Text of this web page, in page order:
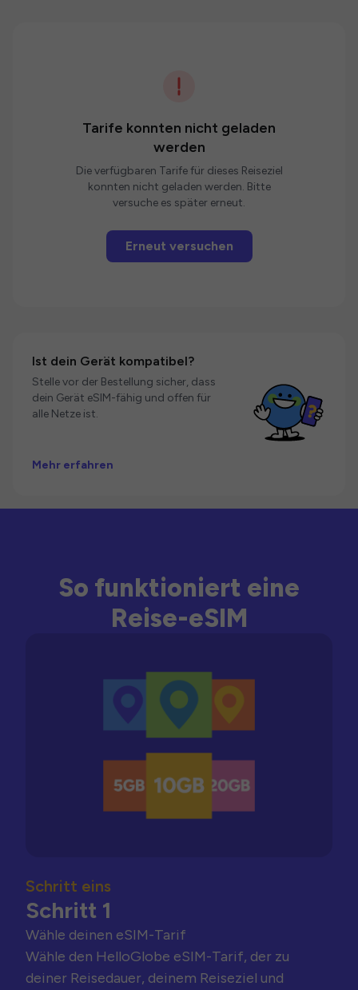
Tarife konnten nicht geladen
werden
Die verfügbaren Tarife für dieses Reiseziel
konnten nicht geladen werden. Bitte
versuche es später erneut.
Erneut versuchen
Ist dein Gerät kompatibel?
Stelle vor der Bestellung sicher, dass
dein Gerät eSIM-fähig und offen für
alle Netze ist.
Mehr erfahren
So funktioniert eine
Reise-eSIM
Schritt eins
Schritt 1
Wähle deinen eSIM-Tarif
Wähle den HelloGlobe eSIM-Tarif, der zu
deiner Reisedauer, deinem Reiseziel und